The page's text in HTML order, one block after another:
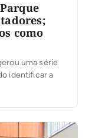
como
uma série
identificar a